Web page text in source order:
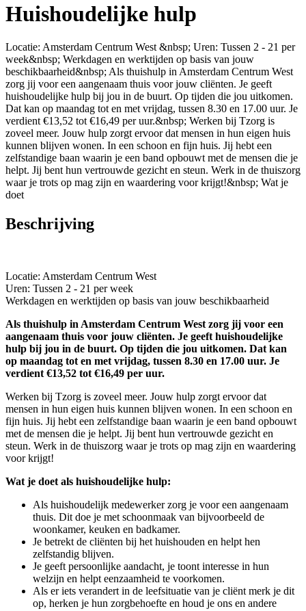
Huishoudelijke hulp
Locatie: Amsterdam Centrum West &nbsp; Uren: Tussen 2 - 21 per
week&nbsp; Werkdagen en werktijden op basis van jouw
beschikbaarheid&nbsp; Als thuishulp in Amsterdam Centrum West
zorg jij voor een aangenaam thuis voor jouw cliënten. Je geeft
huishoudelijke hulp bij jou in de buurt. Op tijden die jou uitkomen.
Dat kan op maandag tot en met vrijdag, tussen 8.30 en 17.00 uur. Je
verdient €13,52 tot €16,49 per uur.&nbsp; Werken bij Tzorg is
zoveel meer. Jouw hulp zorgt ervoor dat mensen in hun eigen huis
kunnen blijven wonen. In een schoon en fijn huis. Jij hebt een
zelfstandige baan waarin je een band opbouwt met de mensen die je
helpt. Jij bent hun vertrouwde gezicht en steun. Werk in de thuiszorg
waar je trots op mag zijn en waardering voor krijgt!&nbsp; Wat je
doet
Beschrijving
Locatie: Amsterdam Centrum West
Uren: Tussen 2 - 21 per week
Werkdagen en werktijden op basis van jouw beschikbaarheid
Als thuishulp in Amsterdam Centrum West zorg jij voor een
aangenaam thuis voor jouw cliënten. Je geeft huishoudelijke
hulp bij jou in de buurt. Op tijden die jou uitkomen. Dat kan
op maandag tot en met vrijdag, tussen 8.30 en 17.00 uur. Je
verdient €13,52 tot €16,49 per uur.
Werken bij Tzorg is zoveel meer. Jouw hulp zorgt ervoor dat
mensen in hun eigen huis kunnen blijven wonen. In een schoon en
fijn huis. Jij hebt een zelfstandige baan waarin je een band opbouwt
met de mensen die je helpt. Jij bent hun vertrouwde gezicht en
steun. Werk in de thuiszorg waar je trots op mag zijn en waardering
voor krijgt!
Wat je doet als huishoudelijke hulp:
Als huishoudelijk medewerker zorg je voor een aangenaam
thuis. Dit doe je met schoonmaak van bijvoorbeeld de
woonkamer, keuken en badkamer.
Je betrekt de cliënten bij het huishouden en helpt hen
zelfstandig blijven.
Je geeft persoonlijke aandacht, je toont interesse in hun
welzijn en helpt eenzaamheid te voorkomen.
Als er iets verandert in de leefsituatie van je cliënt merk je dit
op, herken je hun zorgbehoefte en houd je ons en andere